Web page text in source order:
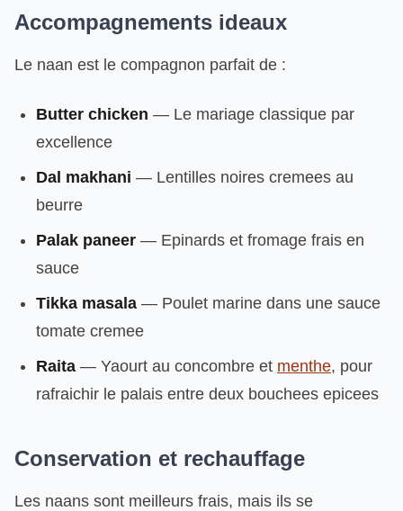
Accompagnements ideaux
Le naan est le compagnon parfait de :
Butter chicken — Le mariage classique par
excellence
Dal makhani — Lentilles noires cremees au
beurre
Palak paneer — Epinards et fromage frais en
sauce
Tikka masala — Poulet marine dans une sauce
tomate cremee
Raita — Yaourt au concombre et menthe, pour
rafraichir le palais entre deux bouchees epicees
Conservation et rechauffage
Les naans sont meilleurs frais, mais ils se